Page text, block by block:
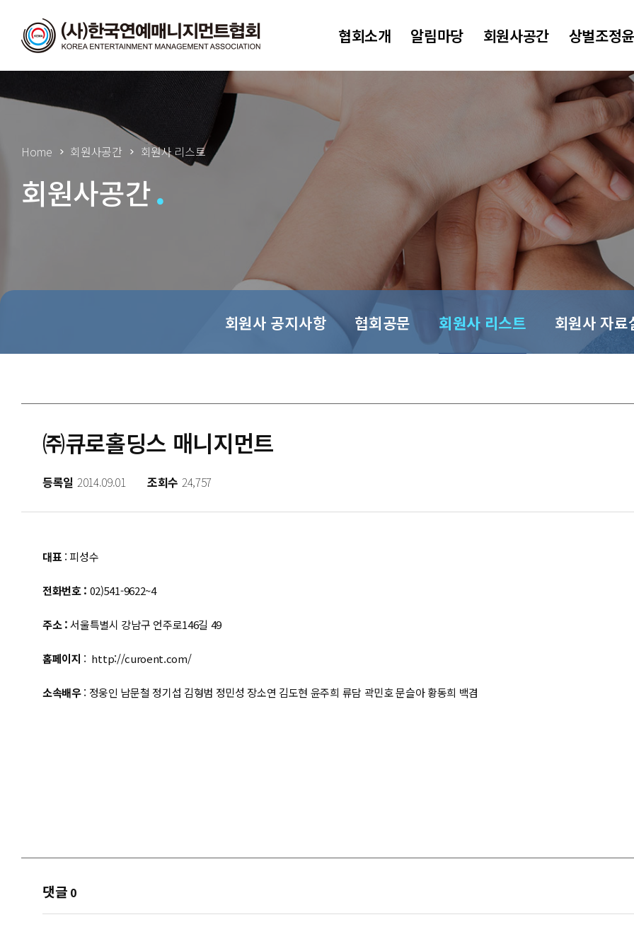
협회소개 알림마당 회원사공간 상벌조정
Home 회원사공간 회원사 리스트
회원사공간
회원사 공지사항 협회공문 회원사 리스트 회원사 자료
㈜큐로홀딩스 매니지먼트
등록일 2014.09.01 조회수 24,757
대표: 피성수
전화번호 : 02)541-9622~4
주소 :서울특별시 강남구 언주로146길 49
홈페이지 : http://curoent.com/
소속배우: 정웅인 남문철 정기섭 김형범 정민성 장소연 김도현 윤주희 류담 곽민호 문슬아 황동희 백겸
댓글 0